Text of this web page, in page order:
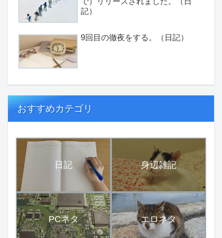
記）
9回目の徹夜をする。（日記）
おすすめカテゴリ
日記 身辺雑記
PCネタ エロネタ